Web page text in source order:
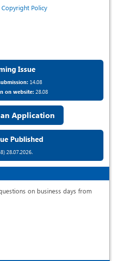
Policy
Issue
14.08
on website:28.08
Application
Published
28.07.2026.
on business days from